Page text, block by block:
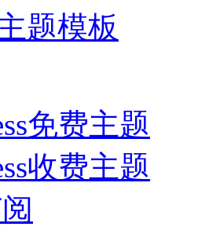
题模板
免费主题
收费主题